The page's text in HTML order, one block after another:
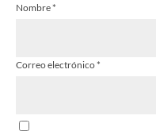
Nombre*
Correo electrónico*